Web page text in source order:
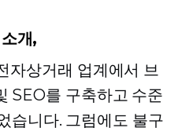
개,
자상거래 업계에서 브
SEO를 구축하고 수준
습니다. 그럼에도 불구